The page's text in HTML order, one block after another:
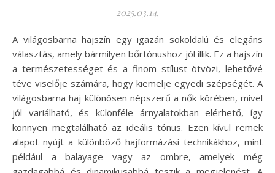
2025.03.14.
A világosbarna hajszín egy igazán sokoldalú és elegáns
választás, amely bármilyen bőrtónushoz jól illik. Ez a hajszín
a természetességet és a finom stílust ötvözi, lehetővé
téve viselője számára, hogy kiemelje egyedi szépségét. A
világosbarna haj különösen népszerű a nők körében, mivel
jól variálható, és különféle árnyalatokban elérhető, így
könnyen megtalálható az ideális tónus. Ezen kívül remek
alapot nyújt a különböző hajformázási technikákhoz, mint
például a balayage vagy az ombre, amelyek még